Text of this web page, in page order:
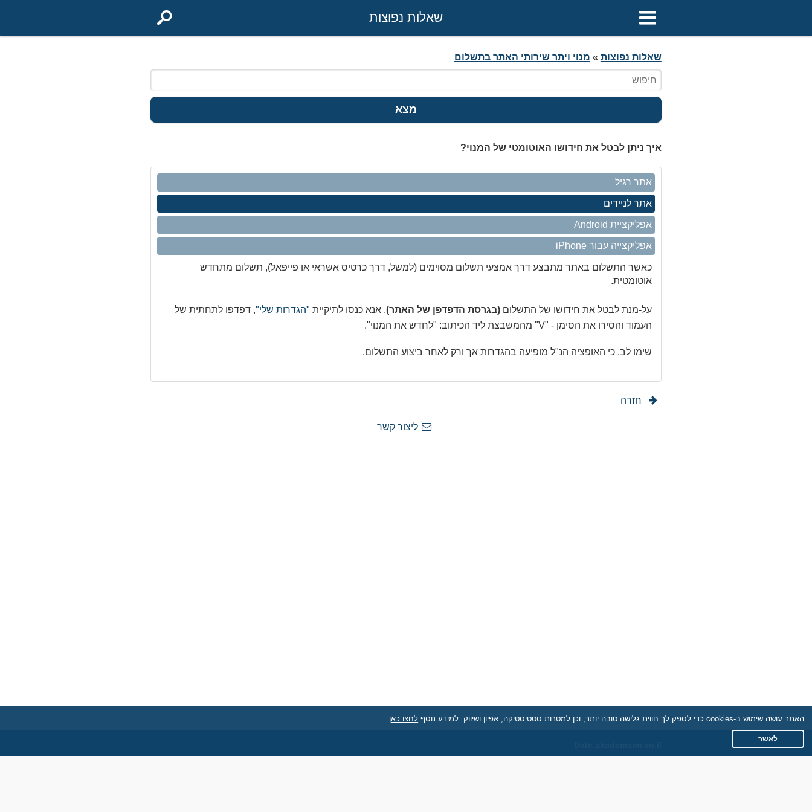
שאלות נפוצות
שאלות נפוצות » מנוי ויתר שירותי האתר בתשלום
מצא
איך ניתן לבטל את חידושו האוטומטי של המנוי?
אתר רגיל
אתר לניידים
אפליקציית Android
אפליקצייה עבור iPhone
כאשר התשלום באתר מתבצע דרך אמצעי תשלום מסוימים (למשל, דרך כרטיס אשראי או פייפאל), תשלום מתחדש
אוטומטית.
על-מנת לבטל את חידושו של התשלום(בגרסת הדפדפן של האתר), אנא כנסו לתיקיית "הגדרות שלי", דפדפו לתחתית של
העמוד והסירו את הסימן - "V" מהמשבצת ליד הכיתוב: "לחדש את המנוי".
שימו לב, כי האופציה הנ"ל מופיעה בהגדרות אך ורק לאחר ביצוע התשלום.
חזרה
ליצור קשר
האתר עושה שימוש ב-cookies כדי לספק לך חווית גלישה טובה יותר, וכן למטרות סטטיסטיקה, אפיון ושיווק. למידע נוסף לחצו כאן.
לאשר